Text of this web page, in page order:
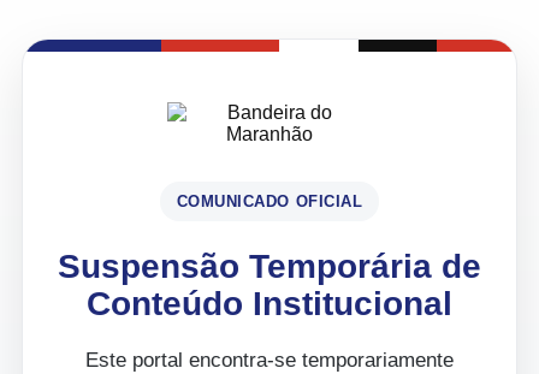
COMUNICADO OFICIAL
Suspensão Temporária de
Conteúdo Institucional
Este portal encontra-se temporariamente